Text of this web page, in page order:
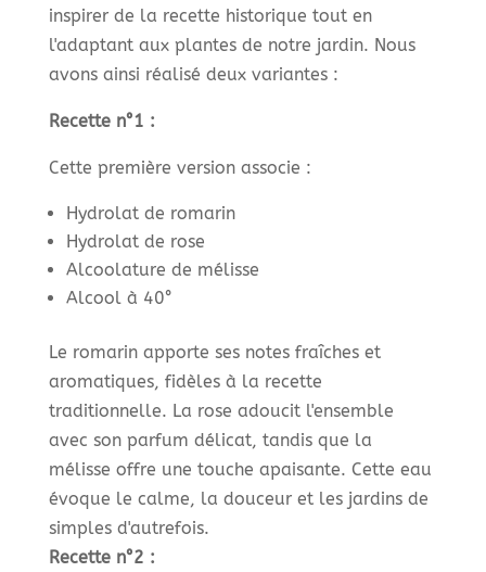
inspirer de la recette historique tout en
l'adaptant aux plantes de notre jardin. Nous
avons ainsi réalisé deux variantes :
Recette n°1 :
Cette première version associe :
Hydrolat de romarin
Hydrolat de rose
Alcoolature de mélisse
Alcool à 40°
Le romarin apporte ses notes fraîches et
aromatiques, fidèles à la recette
traditionnelle. La rose adoucit l'ensemble
avec son parfum délicat, tandis que la
mélisse offre une touche apaisante. Cette eau
évoque le calme, la douceur et les jardins de
simples d'autrefois.
Recette n°2 :